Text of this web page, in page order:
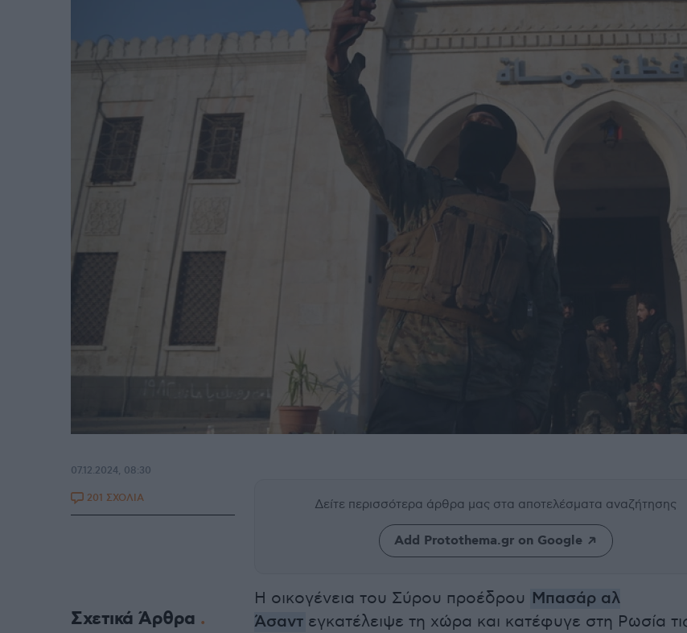
Δείτε περισσότερα άρθρα μας στα αποτελέσματα αναζήτησης
Add Protothema.gr on Google
Η οικογένεια του Σύρου προέδρου Μπασάρ αλ
Άσαντ εγκατέλειψε τη χώρα και κατέφυγε στη Ρωσία
07.12.2024, 08:30
201 ΣΧΟΛΙΑ
Σχετικά Άρθρα